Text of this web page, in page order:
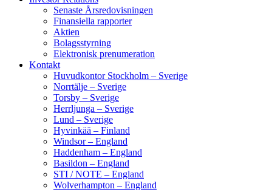
Senaste Årsredovisningen
Finansiella rapporter
Aktien
Bolagsstyrning
Elektronisk prenumeration
Kontakt
Huvudkontor Stockholm – Sverige
Norrtälje – Sverige
Torsby – Sverige
Herrljunga – Sverige
Lund – Sverige
Hyvinkää – Finland
Windsor – England
Haddenham – England
Basildon – England
STI / NOTE – England
Wolverhampton – England